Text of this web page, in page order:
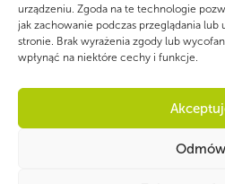
urządzeniu. Zgoda na te technologie
jak zachowanie podczas przeglądania lub
stronie. Brak wyrażenia zgody lub
wpłynąć na niektóre cechy i funkcje.
Odmów